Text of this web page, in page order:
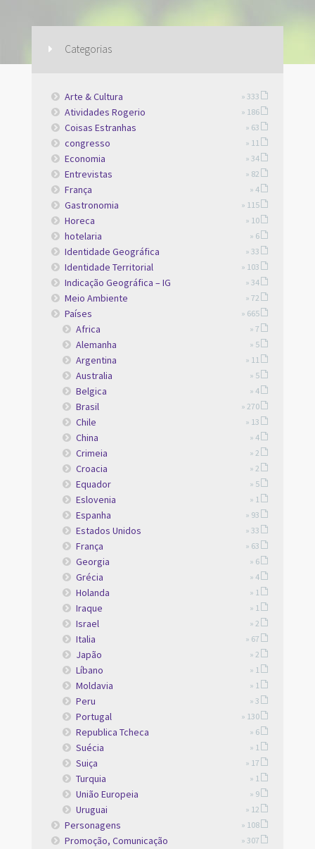
Categorias
Arte & Cultura » 333
Atividades Rogerio » 186
Coisas Estranhas » 63
congresso » 11
Economia » 34
Entrevistas » 82
França » 4
Gastronomia » 115
Horeca » 10
hotelaria » 6
Identidade Geográfica » 33
Identidade Territorial » 103
Indicação Geográfica – IG » 34
Meio Ambiente » 72
Países » 665
Africa » 7
Alemanha » 5
Argentina » 11
Australia » 5
Belgica » 4
Brasil » 270
Chile » 13
China » 4
Crimeia » 2
Croacia » 2
Equador » 5
Eslovenia » 1
Espanha » 93
Estados Unidos » 33
França » 63
Georgia » 6
Grécia » 4
Holanda » 1
Iraque » 1
Israel » 2
Italia » 67
Japão » 2
Líbano » 1
Moldavia » 1
Peru » 3
Portugal » 130
Republica Tcheca » 6
Suécia » 1
Suiça » 17
Turquia » 1
União Europeia » 9
Uruguai » 12
Personagens » 108
Promoção, Comunicação » 307